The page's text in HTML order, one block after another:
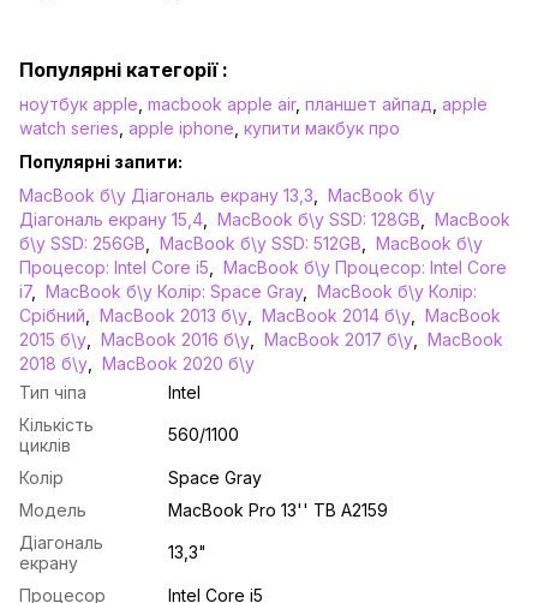
Популярні категорії :
ноутбук apple macbook apple air, планшет айпад apple
watch series apple iphone купити макбук про
Популярні запити:
MacBook б\у Діагональ екрану 13,3
MacBook б\у
Діагональ екрану 15,4
MacBook б\у SSD: 128GB
MacBook
б\у SSD: 256GB
MacBook б\у SSD: 512GB
MacBook б\у
Процесор: Intel Core i5
MacBook б\у Процесор: Intel Core
i7, MacBook б\у Колір: Space Gray, MacBook б\у Колір:
Срібний
MacBook 2013 б\у MacBook 2014 б\у
MacBook
2015 б\у
MacBook 2016 б\у MacBook 2017 б\у
MacBook
2018 б\у
MacBook 2020 б\у
Тип чіпа
Intel
Кількість
циклів
560/1100
Колір
Space Gray
Модель
MacBook Pro 13'' TB A2159
Діагональ
екрану
13,3"
Процесор
Intel Core i5